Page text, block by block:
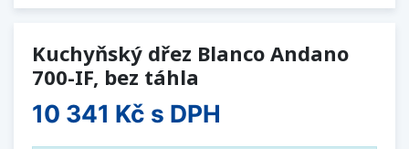
Kuchyňský dřez Blanco Andano
700-IF, bez táhla
10 341 Kč s DPH